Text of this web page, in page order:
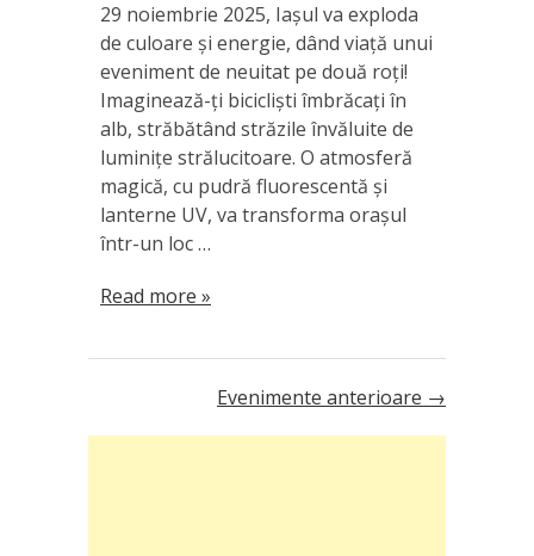
29 noiembrie 2025, Iașul va exploda
de culoare și energie, dând viață unui
eveniment de neuitat pe două roți!
Imaginează-ți bicicliști îmbrăcați în
alb, străbătând străzile învăluite de
luminițe strălucitoare. O atmosferă
magică, cu pudră fluorescentă și
lanterne UV, va transforma orașul
într-un loc …
Read more »
Evenimente anterioare →